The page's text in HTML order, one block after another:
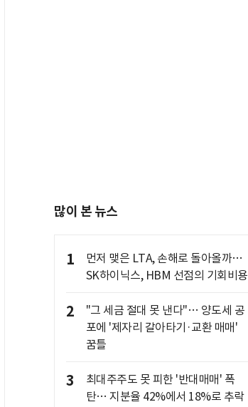
많이 본 뉴스
1
먼저 맺은 LTA, 손해로 돌아올까…
SK하이닉스, HBM 선점의 기회비용
2
"그 세금 절대 못 낸다"… 양도세 공
포에 '제자리 갈아타기·교환 매매'
꿈틀
3
최대주주도 못 피한 '반대매매' 폭
탄… 지분율 42%에서 18%로 추락